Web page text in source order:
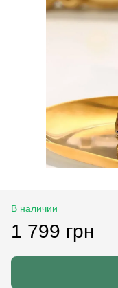
В наличии
1 799 грн